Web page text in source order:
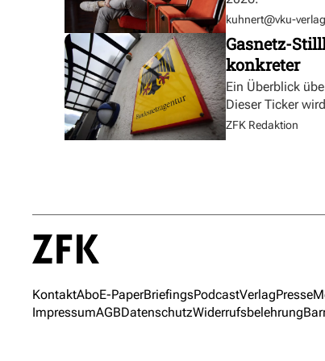
kuhnert@vku-
Gasnetz-
konkreter
Ein Überblick
Dieser Ticker
ZFK Redaktion
KontaktAboE-PaperBriefingsPodcastVerlagPresse
ImpressumAGBDatenschutzWiderrufsbelehrung